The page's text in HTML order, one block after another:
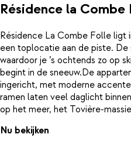
Résidence la Combe
Résidence La Combe Folle ligt
een toplocatie aan de piste.
waardoor je ’s ochtends zo op
begint in de sneeuw.De
ingericht, met moderne
ramen laten veel daglicht
op het meer, het Tovière-
Motte-gletsjer. Na een actieve
een fijne, ontspannen sfeer.De
Nu bekijken